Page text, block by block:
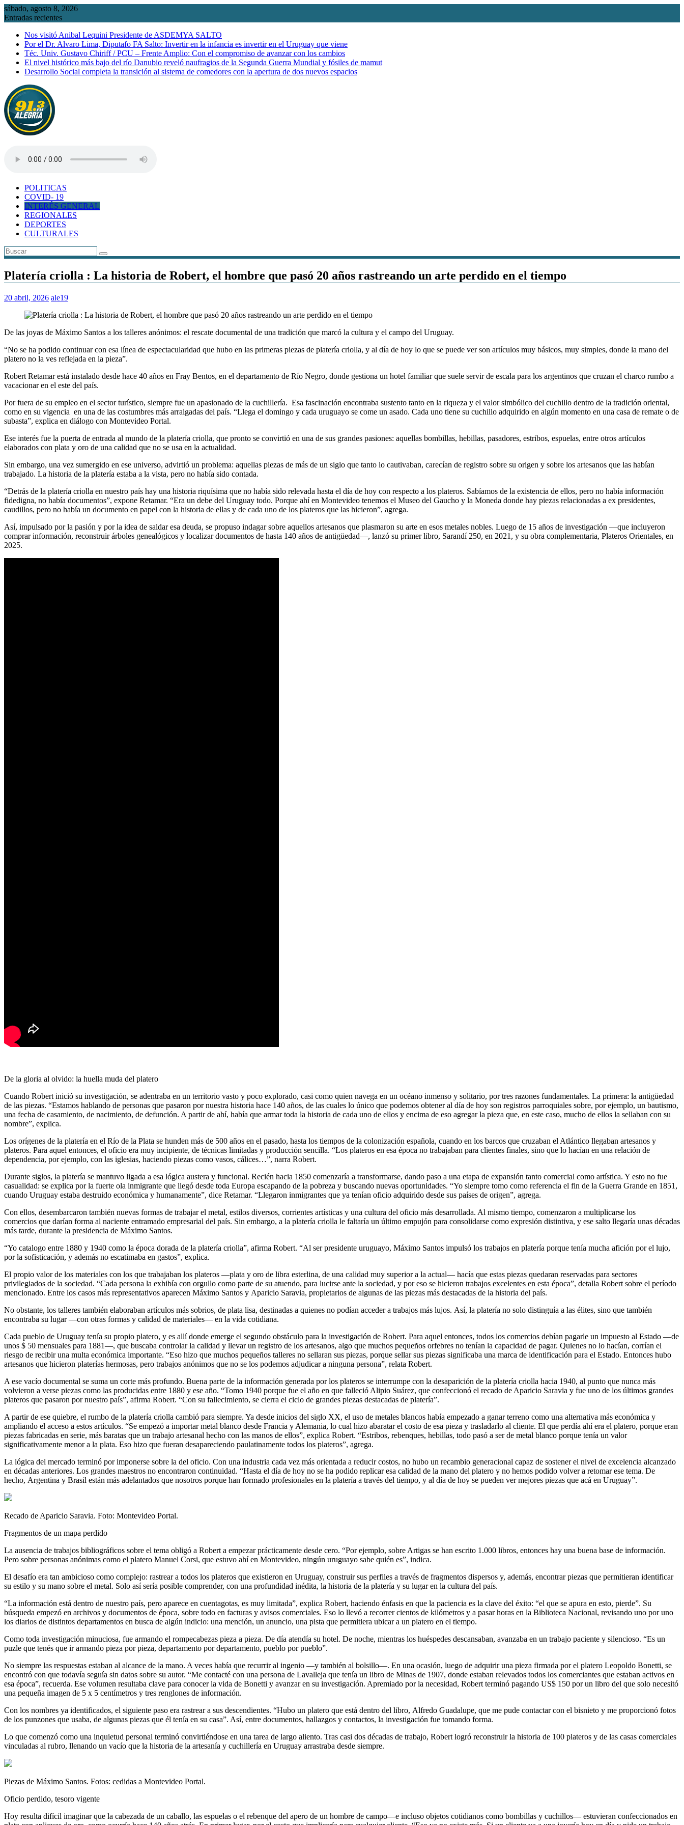
Saltar
al
sábado, agosto 8, 2026
Entradas recientes
Nos visitó Anibal Lequini Presidente de ASDEMYA SALTO
Por el Dr. Alvaro Lima, Diputafo FA Salto: Invertir en la infancia es invertir en el Uruguay que viene
Téc. Univ. Gustavo Chiriff / PCU – Frente Amplio: Con el compromiso de avanzar con los cambios
El nivel histórico más bajo del río Danubio reveló naufragios de la Segunda Guerra Mundial y fósiles de mamut
Desarrollo Social completa la transición al sistema de comedores con la apertura de dos nuevos espacios
POLITICAS
COVID- 19
INTERÉS GENERAL
REGIONALES
DEPORTES
CULTURALES
Platería criolla : La historia de Robert, el hombre que pasó 20 años rastreando un arte perdido en el tiempo
20 abril, 2026 ale19
De las joyas de Máximo Santos a los talleres anónimos: el rescate documental de una tradición que marcó la cultura y el campo del Uruguay.
“No se ha podido continuar con esa línea de espectacularidad que hubo en las primeras piezas de platería criolla, y al día de hoy lo que se puede ver son artículos muy básicos, muy simples, donde la mano del
platero no la ves reflejada en la pieza”.
Robert Retamar está instalado desde hace 40 años en Fray Bentos, en el departamento de Río Negro, donde gestiona un hotel familiar que suele servir de escala para los argentinos que cruzan el charco rumbo a
vacacionar en el este del país.
Por fuera de su empleo en el sector turístico, siempre fue un apasionado de la cuchillería. Esa fascinación encontraba sustento tanto en la riqueza y el valor simbólico del cuchillo dentro de la tradición oriental,
como en su vigencia en una de las costumbres más arraigadas del país. “Llega el domingo y cada uruguayo se come un asado. Cada uno tiene su cuchillo adquirido en algún momento en una casa de remate o de
subasta”, explica en diálogo con Montevideo Portal.
Ese interés fue la puerta de entrada al mundo de la platería criolla, que pronto se convirtió en una de sus grandes pasiones: aquellas bombillas, hebillas, pasadores, estribos, espuelas, entre otros artículos
elaborados con plata y oro de una calidad que no se usa en la actualidad.
Sin embargo, una vez sumergido en ese universo, advirtió un problema: aquellas piezas de más de un siglo que tanto lo cautivaban, carecían de registro sobre su origen y sobre los artesanos que las habían
trabajado. La historia de la platería estaba a la vista, pero no había sido contada.
“Detrás de la platería criolla en nuestro país hay una historia riquísima que no había sido relevada hasta el día de hoy con respecto a los plateros. Sabíamos de la existencia de ellos, pero no había información
fidedigna, no había documentos”, expone Retamar. “Era un debe del Uruguay todo. Porque ahí en Montevideo tenemos el Museo del Gaucho y la Moneda donde hay piezas relacionadas a ex presidentes,
caudillos, pero no había un documento en papel con la historia de ellas y de cada uno de los plateros que las hicieron”, agrega.
Así, impulsado por la pasión y por la idea de saldar esa deuda, se propuso indagar sobre aquellos artesanos que plasmaron su arte en esos metales nobles. Luego de 15 años de investigación —que incluyeron
comprar información, reconstruir árboles genealógicos y localizar documentos de hasta 140 años de antigüedad—, lanzó su primer libro, Sarandí 250, en 2021, y su obra complementaria, Plateros Orientales, en
2025.
De la gloria al olvido: la huella muda del platero
Cuando Robert inició su investigación, se adentraba en un territorio vasto y poco explorado, casi como quien navega en un océano inmenso y solitario, por tres razones fundamentales. La primera: la antigüedad
de las piezas. “Estamos hablando de personas que pasaron por nuestra historia hace 140 años, de las cuales lo único que podemos obtener al día de hoy son registros parroquiales sobre, por ejemplo, un bautismo,
una fecha de casamiento, de nacimiento, de defunción. A partir de ahí, había que armar toda la historia de cada uno de ellos y encima de eso agregar la pieza que, en este caso, mucho de ellos la sellaban con su
nombre”, explica.
Los orígenes de la platería en el Río de la Plata se hunden más de 500 años en el pasado, hasta los tiempos de la colonización española, cuando en los barcos que cruzaban el Atlántico llegaban artesanos y
plateros. Para aquel entonces, el oficio era muy incipiente, de técnicas limitadas y producción sencilla. “Los plateros en esa época no trabajaban para clientes finales, sino que lo hacían en una relación de
dependencia, por ejemplo, con las iglesias, haciendo piezas como vasos, cálices…”, narra Robert.
Durante siglos, la platería se mantuvo ligada a esa lógica austera y funcional. Recién hacia 1850 comenzaría a transformarse, dando paso a una etapa de expansión tanto comercial como artística. Y esto no fue
casualidad: se explica por la fuerte ola inmigrante que llegó desde toda Europa escapando de la pobreza y buscando nuevas oportunidades. “Yo siempre tomo como referencia el fin de la Guerra Grande en 1851,
cuando Uruguay estaba destruido económica y humanamente”, dice Retamar. “Llegaron inmigrantes que ya tenían oficio adquirido desde sus países de origen”, agrega.
Con ellos, desembarcaron también nuevas formas de trabajar el metal, estilos diversos, corrientes artísticas y una cultura del oficio más desarrollada. Al mismo tiempo, comenzaron a multiplicarse los
comercios que darían forma al naciente entramado empresarial del país. Sin embargo, a la platería criolla le faltaría un último empujón para consolidarse como expresión distintiva, y ese salto llegaría unas décadas
más tarde, durante la presidencia de Máximo Santos.
“Yo catalogo entre 1880 y 1940 como la época dorada de la platería criolla”, afirma Robert. “Al ser presidente uruguayo, Máximo Santos impulsó los trabajos en platería porque tenía mucha afición por el lujo,
por la sofisticación, y además no escatimaba en gastos”, explica.
El propio valor de los materiales con los que trabajaban los plateros —plata y oro de libra esterlina, de una calidad muy superior a la actual— hacía que estas piezas quedaran reservadas para sectores
privilegiados de la sociedad. “Cada persona la exhibía con orgullo como parte de su atuendo, para lucirse ante la sociedad, y por eso se hicieron trabajos excelentes en esta época”, detalla Robert sobre el período
mencionado. Entre los casos más representativos aparecen Máximo Santos y Aparicio Saravia, propietarios de algunas de las piezas más destacadas de la historia del país.
No obstante, los talleres también elaboraban artículos más sobrios, de plata lisa, destinadas a quienes no podían acceder a trabajos más lujos. Así, la platería no solo distinguía a las élites, sino que también
encontraba su lugar —con otras formas y calidad de materiales— en la vida cotidiana.
Cada pueblo de Uruguay tenía su propio platero, y es allí donde emerge el segundo obstáculo para la investigación de Robert. Para aquel entonces, todos los comercios debían pagarle un impuesto al Estado —de
unos $ 50 mensuales para 1881—, que buscaba controlar la calidad y llevar un registro de los artesanos, algo que muchos pequeños orfebres no tenían la capacidad de pagar. Quienes no lo hacían, corrían el
riesgo de recibir una multa económica importante. “Eso hizo que muchos pequeños talleres no sellaran sus piezas, porque sellar sus piezas significaba una marca de identificación para el Estado. Entonces hubo
artesanos que hicieron platerías hermosas, pero trabajos anónimos que no se los podemos adjudicar a ninguna persona”, relata Robert.
A ese vacío documental se suma un corte más profundo. Buena parte de la información generada por los plateros se interrumpe con la desaparición de la platería criolla hacia 1940, al punto que nunca más
volvieron a verse piezas como las producidas entre 1880 y ese año. “Tomo 1940 porque fue el año en que falleció Alipio Suárez, que confeccionó el recado de Aparicio Saravia y fue uno de los últimos grandes
plateros que pasaron por nuestro país”, afirma Robert. “Con su fallecimiento, se cierra el ciclo de grandes piezas destacadas de platería”.
A partir de ese quiebre, el rumbo de la platería criolla cambió para siempre. Ya desde inicios del siglo XX, el uso de metales blancos había empezado a ganar terreno como una alternativa más económica y
ampliando el acceso a estos artículos. “Se empezó a importar metal blanco desde Francia y Alemania, lo cual hizo abaratar el costo de esa pieza y trasladarlo al cliente. El que perdía ahí era el platero, porque eran
piezas fabricadas en serie, más baratas que un trabajo artesanal hecho con las manos de ellos”, explica Robert. “Estribos, rebenques, hebillas, todo pasó a ser de metal blanco porque tenía un valor
significativamente menor a la plata. Eso hizo que fueran desapareciendo paulatinamente todos los plateros”, agrega.
La lógica del mercado terminó por imponerse sobre la del oficio. Con una industria cada vez más orientada a reducir costos, no hubo un recambio generacional capaz de sostener el nivel de excelencia alcanzado
en décadas anteriores. Los grandes maestros no encontraron continuidad. “Hasta el día de hoy no se ha podido replicar esa calidad de la mano del platero y no hemos podido volver a retomar ese tema. De
hecho, Argentina y Brasil están más adelantados que nosotros porque han formado profesionales en la platería a través del tiempo, y al día de hoy se pueden ver mejores piezas que acá en Uruguay”.
Recado de Aparicio Saravia. Foto: Montevideo Portal.
Fragmentos de un mapa perdido
La ausencia de trabajos bibliográficos sobre el tema obligó a Robert a empezar prácticamente desde cero. “Por ejemplo, sobre Artigas se han escrito 1.000 libros, entonces hay una buena base de información.
Pero sobre personas anónimas como el platero Manuel Corsi, que estuvo ahí en Montevideo, ningún uruguayo sabe quién es”, indica.
El desafío era tan ambicioso como complejo: rastrear a todos los plateros que existieron en Uruguay, construir sus perfiles a través de fragmentos dispersos y, además, encontrar piezas que permitieran identificar
su estilo y su mano sobre el metal. Solo así sería posible comprender, con una profundidad inédita, la historia de la platería y su lugar en la cultura del país.
“La información está dentro de nuestro país, pero aparece en cuentagotas, es muy limitada”, explica Robert, haciendo énfasis en que la paciencia es la clave del éxito: “el que se apura en esto, pierde”. Su
búsqueda empezó en archivos y documentos de época, sobre todo en facturas y avisos comerciales. Eso lo llevó a recorrer cientos de kilómetros y a pasar horas en la Biblioteca Nacional, revisando uno por uno
los diarios de distintos departamentos en busca de algún indicio: una mención, un anuncio, una pista que permitiera ubicar a un platero en el tiempo.
Como toda investigación minuciosa, fue armando el rompecabezas pieza a pieza. De día atendía su hotel. De noche, mientras los huéspedes descansaban, avanzaba en un trabajo paciente y silencioso. “Es un
puzle que tenés que ir armando pieza por pieza, departamento por departamento, pueblo por pueblo”.
No siempre las respuestas estaban al alcance de la mano. A veces había que recurrir al ingenio —y también al bolsillo—. En una ocasión, luego de adquirir una pieza firmada por el platero Leopoldo Bonetti, se
encontró con que todavía seguía sin datos sobre su autor. “Me contacté con una persona de Lavalleja que tenía un libro de Minas de 1907, donde estaban relevados todos los comerciantes que estaban activos en
esa época”, recuerda. Ese volumen resultaba clave para conocer la vida de Bonetti y avanzar en su investigación. Apremiado por la necesidad, Robert terminó pagando US$ 150 por un libro del que solo necesitó
una pequeña imagen de 5 x 5 centímetros y tres renglones de información.
Con los nombres ya identificados, el siguiente paso era rastrear a sus descendientes. “Hubo un platero que está dentro del libro, Alfredo Guadalupe, que me pude contactar con el bisnieto y me proporcionó fotos
de los punzones que usaba, de algunas piezas que él tenía en su casa”. Así, entre documentos, hallazgos y contactos, la investigación fue tomando forma.
Lo que comenzó como una inquietud personal terminó convirtiéndose en una tarea de largo aliento. Tras casi dos décadas de trabajo, Robert logró reconstruir la historia de 100 plateros y de las casas comerciales
vinculadas al rubro, llenando un vacío que la historia de la artesanía y cuchillería en Uruguay arrastraba desde siempre.
Piezas de Máximo Santos. Fotos: cedidas a Montevideo Portal.
Oficio perdido, tesoro vigente
Hoy resulta difícil imaginar que la cabezada de un caballo, las espuelas o el rebenque del apero de un hombre de campo—e incluso objetos cotidianos como bombillas y cuchillos— estuvieran confeccionados en